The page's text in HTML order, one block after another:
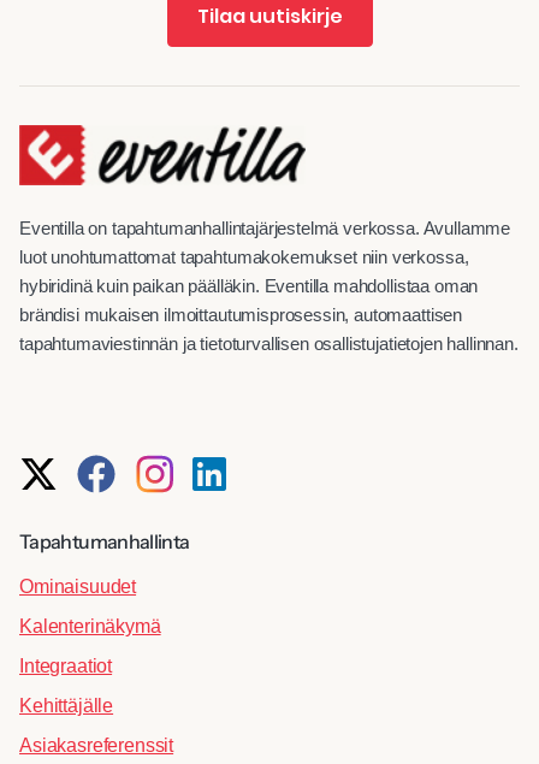
Tilaa uutiskirje
Eventilla on tapahtumanhallintajärjestelmä verkossa. Avullamme
luot unohtumattomat tapahtumakokemukset niin verkossa,
hybiridinä kuin paikan päälläkin. Eventilla mahdollistaa oman
brändisi mukaisen ilmoittautumisprosessin, automaattisen
tapahtumaviestinnän ja tietoturvallisen osallistujatietojen hallinnan.
Tapahtumanhallinta
Ominaisuudet
Kalenterinäkymä
Integraatiot
Kehittäjälle
Asiakasreferenssit